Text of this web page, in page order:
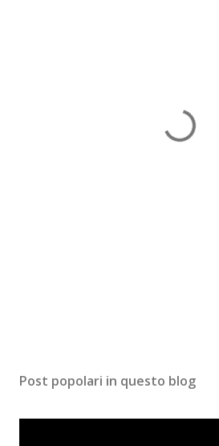
Post popolari in questo blog